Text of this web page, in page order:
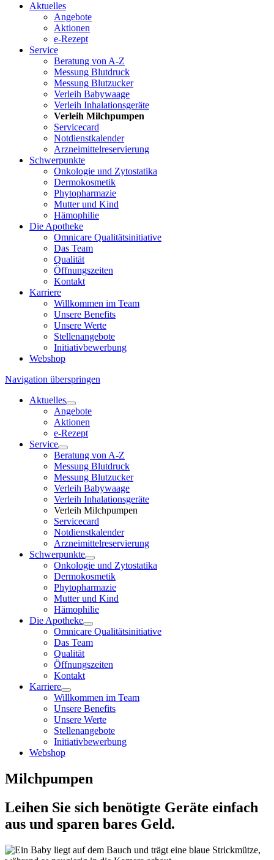
Aktuelles
Angebote
Aktionen
e-Rezept
Service
Beratung von A-Z
Messung Blutdruck
Messung Blutzucker
Verleih Babywaage
Verleih Inhalationsgeräte
Verleih Milchpumpen
Servicecard
Notdienstkalender
Arzneimittelreservierung
Schwerpunkte
Onkologie und Zytostatika
Dermokosmetik
Phytopharmazie
Mutter und Kind
Hämophilie
Die Apotheke
Omnicare Qualitätsinitiative
Das Team
Qualität
Öffnungszeiten
Kontakt
Karriere
Willkommen im Team
Unsere Benefits
Unsere Werte
Stellenangebote
Initiativbewerbung
Webshop
Navigation überspringen
Aktuelles
Angebote
Aktionen
e-Rezept
Service
Beratung von A-Z
Messung Blutdruck
Messung Blutzucker
Verleih Babywaage
Verleih Inhalationsgeräte
Verleih Milchpumpen
Servicecard
Notdienstkalender
Arzneimittelreservierung
Schwerpunkte
Onkologie und Zytostatika
Dermokosmetik
Phytopharmazie
Mutter und Kind
Hämophilie
Die Apotheke
Omnicare Qualitätsinitiative
Das Team
Qualität
Öffnungszeiten
Kontakt
Karriere
Willkommen im Team
Unsere Benefits
Unsere Werte
Stellenangebote
Initiativbewerbung
Webshop
Milchpumpen
Leihen Sie sich benötigte Geräte einfach
aus und sparen bares Geld.